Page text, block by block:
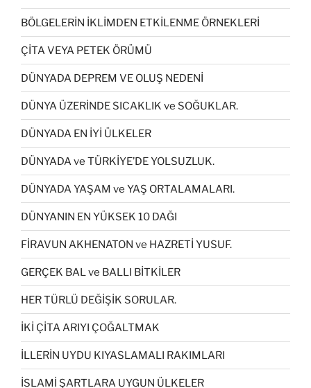
BÖLGELERİN İKLİMDEN ETKİLENME ÖRNEKLERİ
ÇİTA VEYA PETEK ÖRÜMÜ
DÜNYADA DEPREM VE OLUŞ NEDENİ
DÜNYA ÜZERİNDE SICAKLIK ve SOĞUKLAR.
DÜNYADA EN İYİ ÜLKELER
DÜNYADA ve TÜRKİYE’DE YOLSUZLUK.
DÜNYADA YAŞAM ve YAŞ ORTALAMALARI.
DÜNYANIN EN YÜKSEK 10 DAĞI
FİRAVUN AKHENATON ve HAZRETİ YUSUF.
GERÇEK BAL ve BALLI BİTKİLER
HER TÜRLÜ DEĞİŞİK SORULAR.
İKİ ÇİTA ARIYI ÇOĞALTMAK
İLLERİN UYDU KIYASLAMALI RAKIMLARI
İSLAMİ ŞARTLARA UYGUN ÜLKELER